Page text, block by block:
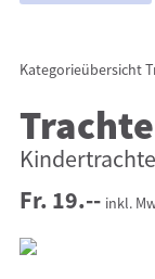
Kategorieübersicht
Fr. 19.-- inkl.